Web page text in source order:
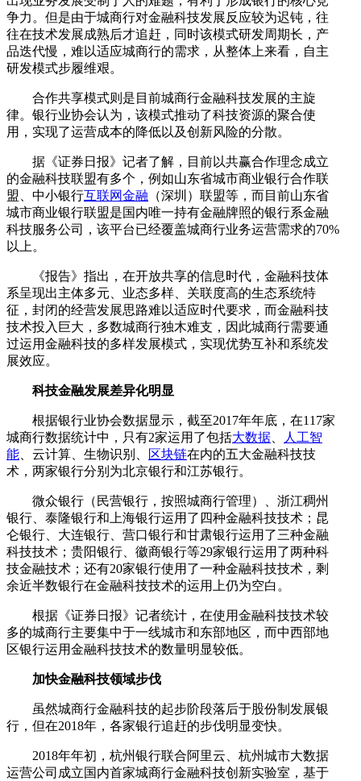
争力。但是由于城商行对金融科技发展反应较为迟钝，往
往在技术发展成熟后才追赶，同时该模式研发周期长，产
品迭代慢，难以适应城商行的需求，从整体上来看，自主
研发模式步履维艰。
合作共享模式则是目前城商行金融科技发展的主旋
律。银行业协会认为，该模式推动了科技资源的聚合使
用，实现了运营成本的降低以及创新风险的分散。
据《证券日报》记者了解，目前以共赢合作理念成立
的金融科技联盟有多个，例如山东省城市商业银行合作联
盟、中小银行互联网金融 （深圳）联盟等，而目前山东省
城市商业银行联盟是国内唯一持有金融牌照的银行系金融
科技服务公司，该平台已经覆盖城商行业务运营需求的70%
以上。
《报告》指出，在开放共享的信息时代，金融科技体
系呈现出主体多元、业态多样、关联度高的生态系统特
征，封闭的经营发展思路难以适应时代要求，而金融科技
技术投入巨大，多数城商行独木难支，因此城商行需要通
过运用金融科技的多样发展模式，实现优势互补和系统发
展效应。
科技金融发展差异化明显
根据银行业协会数据显示，截至2017年年底，在117家
城商行数据统计中，只有2家运用了包括大数据
人工智
能 、云计算、生物识别、 区块链在内的五大金融科技技
术，两家银行分别为北京银行和江苏银行。
微众银行（民营银行，按照城商行管理）、浙江稠州
银行、泰隆银行和上海银行运用了四种金融科技技术；昆
仑银行、大连银行、营口银行和甘肃银行运用了三种金融
科技技术；贵阳银行、徽商银行等29家银行运用了两种科
技金融技术；还有20家银行使用了一种金融科技技术，剩
余近半数银行在金融科技技术的运用上仍为空白。
根据《证券日报》记者统计，在使用金融科技技术较
多的城商行主要集中于一线城市和东部地区，而中西部地
区银行运用金融科技技术的数量明显较低。
加快金融科技领域步伐
虽然城商行金融科技的起步阶段落后于股份制发展银
行，但在2018年，各家银行追赶的步伐明显变快。
2018年年初，杭州银行联合阿里云、杭州城市大数据
运营公司成立国内首家城商行金融科技创新实验室，基于